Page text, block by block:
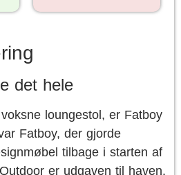
det hele
loungestol, er Fatboy
Fatboy, der gjorde
tilbage i starten af
er udgaven til haven.